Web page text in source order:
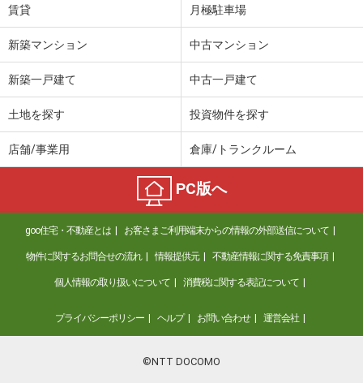
賃貸 月極駐車場
新築マンション 中古マンション
新築一戸建て 中古一戸建て
土地を探す 投資物件を探す
店舗/事業用 倉庫/トランクルーム
PC版へ
goo住宅・不動産とは お客さまご利用端末からの情報の外部送信について
物件に関するお問合せの流れ 情報提供元 不動産情報に関する免責事項
個人情報の取り扱いについて 消費税に関する表記について
プライバシーポリシー ヘルプ お問い合わせ 運営会社
©NTT DOCOMO